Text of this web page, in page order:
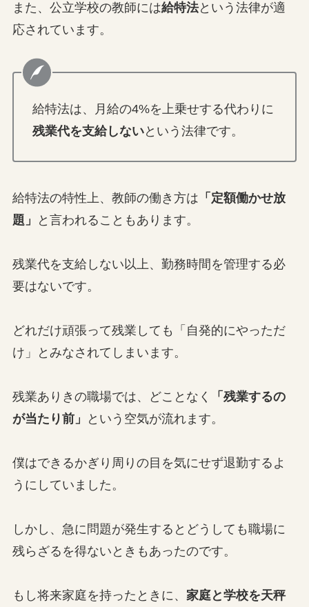
また、公立学校の教師には給特法という法律が適
応されています。
給特法は、月給の4%を上乗せする代わりに
残業代を支給しないという法律です。
給特法の特性上、教師の働き方は 「定額働かせ放
題」
と言われることもあります。
残業代を支給しない以上、勤務時間を管理する必
要はないです。
どれだけ頑張って残業しても「自発的にやっただ
け」とみなされてしまいます。
残業ありきの職場では、どことなく
「残業するの
が当たり前」
という空気が流れます。
僕はできるかぎり周りの目を気にせず退勤するよ
うにしていました。
しかし、急に問題が発生するとどうしても職場に
残らざるを得ないときもあったのです。
もし将来家庭を持ったときに、 家庭と学校を天秤